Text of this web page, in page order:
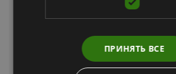
Heart Rate Monitor
Personalize and Enhance
Training Experience
ПРИНЯТЬ ВСЕ